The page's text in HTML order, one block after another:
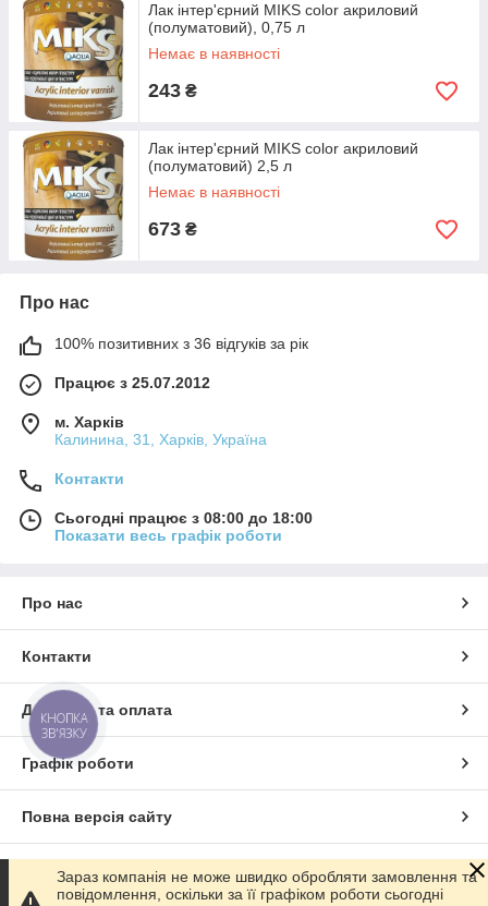
Лак інтер'єрний MIKS color акриловий
(полуматовий), 0,75 л
Немає в наявності
243 ₴
Лак інтер'єрний MIKS color акриловий
(полуматовий) 2,5 л
Немає в наявності
673 ₴
Про нас
100% позитивних з 36 відгуків за рік
Працює з 25.07.2012
м. Харків
Калинина, 31, Харків, Україна
Контакти
Сьогодні працює з 08:00 до 18:00
Показати весь графік роботи
Про нас
Контакти
Доставка та оплата
Графік роботи
Повна версія сайту
Сайт створено на маркетплейсі Prom.ua
Зараз компанія не може швидко обробляти замовлення та
повідомлення, оскільки за її графіком роботи сьогодні
КНОПКА
ЗВ'ЯЗКУ